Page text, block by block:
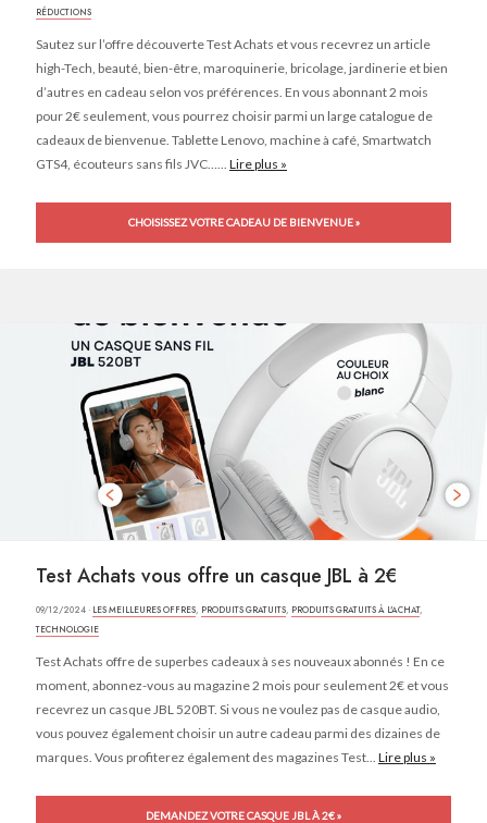
RÉDUCTIONS
Sautez sur l’offre découverte Test Achats et vous recevrez un article
high-Tech, beauté, bien-être, maroquinerie, bricolage, jardinerie et bien
d’autres en cadeau selon vos préférences. En vous abonnant 2 mois
pour 2€ seulement, vous pourrez choisir parmi un large catalogue de
cadeaux de bienvenue. Tablette Lenovo, machine à café, Smartwatch
GTS4, écouteurs sans fils JVC…... Lire plus »
CHOISISSEZ VOTRE CADEAU DE BIENVENUE »
Test Achats vous offre un casque JBL à 2€
09/12/2024 · LES MEILLEURES OFFRES, PRODUITS GRATUITS, PRODUITS GRATUITS À L'ACHAT,
TECHNOLOGIE
Test Achats offre de superbes cadeaux à ses nouveaux abonnés ! En ce
moment, abonnez-vous au magazine 2 mois pour seulement 2€ et vous
recevrez un casque JBL 520BT. Si vous ne voulez pas de casque audio,
vous pouvez également choisir un autre cadeau parmi des dizaines de
marques. Vous profiterez également des magazines Test... Lire plus »
DEMANDEZ VOTRE CASQUE JBL À 2€ »